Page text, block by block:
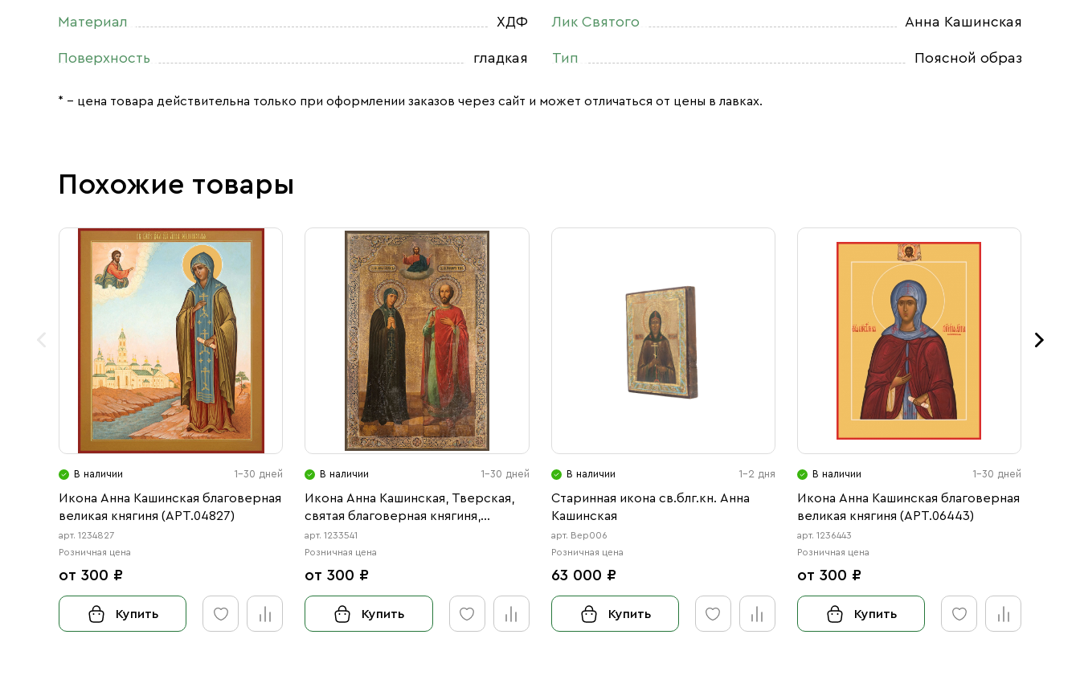
Материал ХДФ
Поверхность гладкая
Лик Святого Анна Кашинская
Тип Поясной образ
* – цена товара действительна только при оформлении заказов через сайт и может отличаться от цены в лавках.
Похожие товары
В наличии 1-30 дней
Икона Анна Кашинская благоверная
великая княгиня (АРТ.04827)
арт. 1234827
Розничная цена
от 300 ₽
Купить
В наличии 1-30 дней
Икона Анна Кашинская, Тверская,
святая благоверная княгиня,
схимонахиня, и Святой
Благоверный Князь Михаил
Ярославич Тверской (АРТ.03541)
арт. 1233541
Розничная цена
от 300 ₽
Купить
В наличии 1-2 дня
Старинная икона св.блг.кн. Анна
Кашинская
арт. Вер006
Розничная цена
63 000 ₽
Купить
В наличии 1-30 дней
Икона Анна Кашинская благоверная
великая княгиня (АРТ.06443)
арт. 1236443
Розничная цена
от 300 ₽
Купить